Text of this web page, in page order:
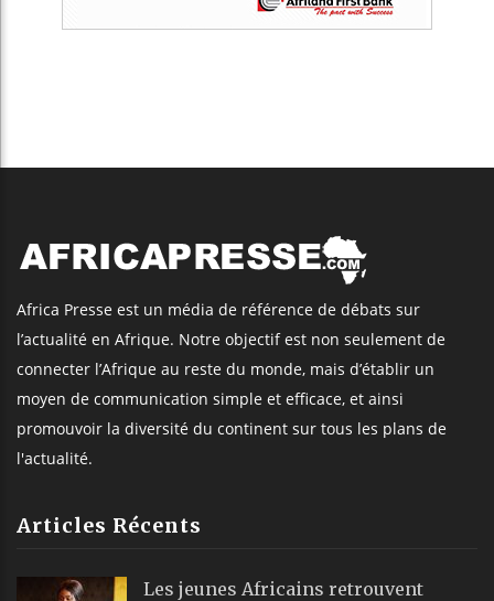
Africa Presse est un média de référence de débats sur
l’actualité en Afrique. Notre objectif est non seulement de
connecter l’Afrique au reste du monde, mais d’établir un
moyen de communication simple et efficace, et ainsi
promouvoir la diversité du continent sur tous les plans de
l'actualité.
Articles Récents
Les jeunes Africains retrouvent